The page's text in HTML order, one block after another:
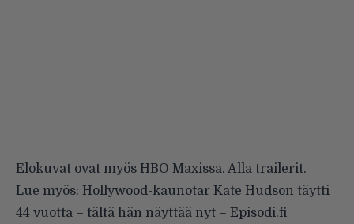
Elokuvat ovat myös HBO Maxissa. Alla trailerit.
Lue myös: Hollywood-kaunotar Kate Hudson täytti
44 vuotta – tältä hän näyttää nyt – Episodi.fi